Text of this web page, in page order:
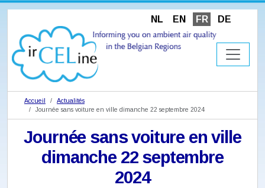
NL EN FR DE
Accueil
Actualités
Journée sans voiture en ville dimanche 22 septembre 2024
Journée sans voiture en ville
dimanche 22 septembre
2024